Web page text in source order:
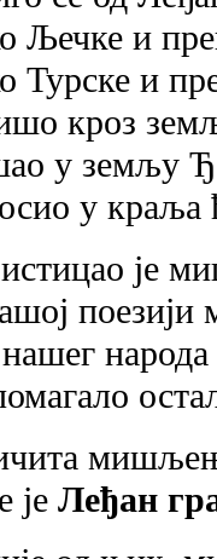
Љечке и
Турске и
кроз
у земљу
у краља
je
je Леђан